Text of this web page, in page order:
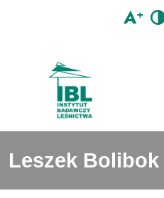
Leszek Bolibok